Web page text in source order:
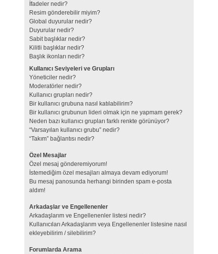
İfadeler nedir?
Resim gönderebilir miyim?
Global duyurular nedir?
Duyurular nedir?
Sabit başlıklar nedir?
Kilitli başlıklar nedir?
Başlık ikonları nedir?
Kullanıcı Seviyeleri ve Grupları
Yöneticiler nedir?
Moderatörler nedir?
Kullanıcı grupları nedir?
Bir kullanıcı grubuna nasıl katılabilirim?
Bir kullanıcı grubunun lideri olmak için ne yapmam gerek?
Neden bazı kullanıcı grupları farklı renkte görünüyor?
“Varsayılan kullanıcı grubu” nedir?
“Takım” bağlantısı nedir?
Özel Mesajlar
Özel mesaj gönderemiyorum!
İstemediğim özel mesajları almaya devam ediyorum!
Bu mesaj panosunda herhangi birinden spam e-posta
aldım!
Arkadaşlar ve Engellenenler
Arkadaşlarım ve Engellenenler listesi nedir?
Kullanıcıları Arkadaşlarım veya Engellenenler listesine nasıl
ekleyebilirim / silebilirim?
Forumlarda Arama